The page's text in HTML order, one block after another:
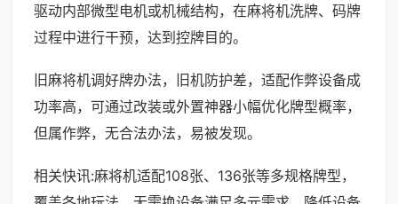
驱动内部微型电机或机械结构，在麻将机洗牌、码牌
过程中进行干预，达到控牌目的。
旧麻将机调好牌办法，旧机防护差，适配作弊设备成
功率高，可通过改装或外置神器小幅优化牌型概率，
但属作弊，无合法办法，易被发现。
相关快讯:麻将机适配108张、136张等多规格牌型，